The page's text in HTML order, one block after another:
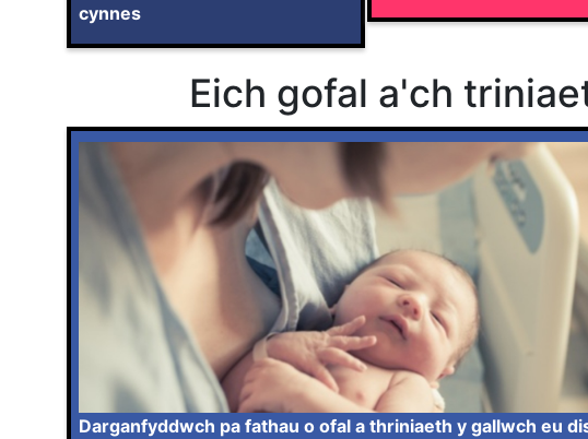
cynnes
Eich gofal a'ch
Darganfyddwch pa fathau o ofal a thriniaeth y gallwch eu